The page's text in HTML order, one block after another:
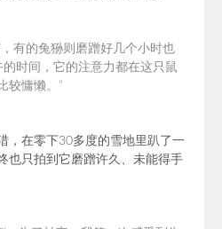
有的兔狲则磨蹭好几个小时也
时间，它的注意力都在这只鼠
较慵懒。”
，在零下30多度的雪地里趴了一
也只拍到它磨蹭许久、未能得手